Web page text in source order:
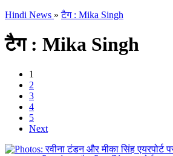
Hindi News »टैग : Mika Singh
टैग : Mika Singh
1
2
3
4
5
Next